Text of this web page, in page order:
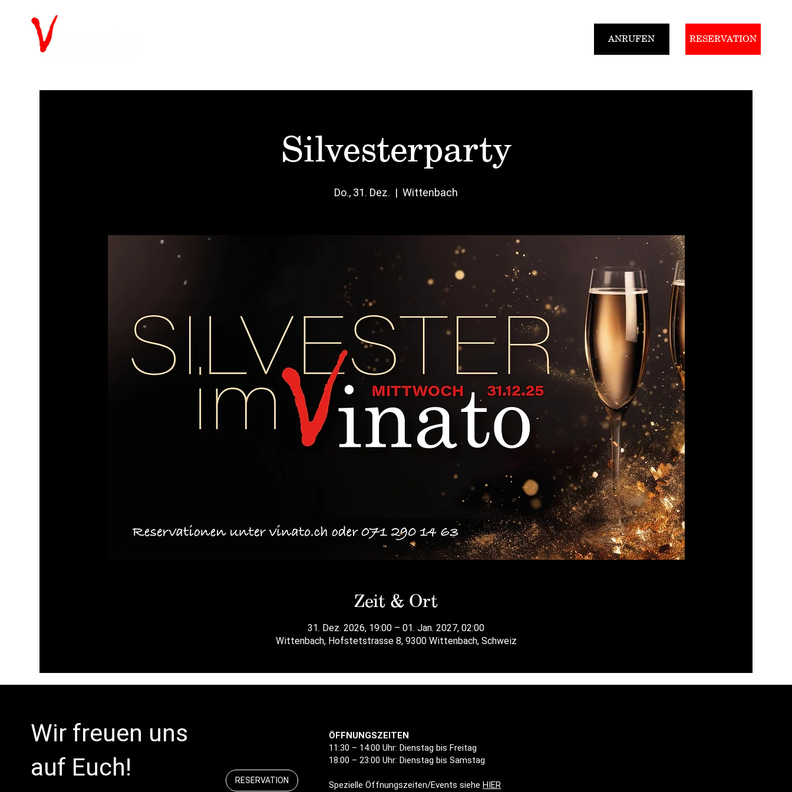
ANRUFEN RESERVATION
Silvesterparty
Do., 31. Dez.
  |
Wittenbach
Zeit & Ort
31. Dez. 2026, 19:00 – 01. Jan. 2027, 02:00
Wittenbach, Hofstetstrasse 8, 9300 Wittenbach, Schweiz
Wir freuen uns
auf Euch!
RESERVATION
ÖFFNUNGSZEITEN
11:30 – 14:00 Uhr: Dienstag bis Freitag
18:00 – 23:00 Uhr: Dienstag bis Samstag
Spezielle Öffnungszeiten/Events sieheHIER